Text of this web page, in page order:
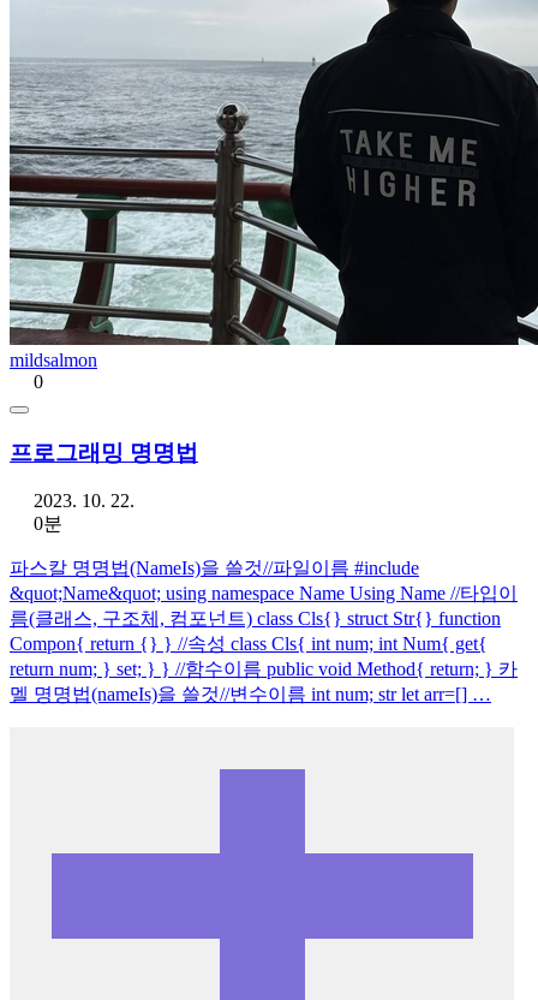
mildsalmon
0
프로그래밍 명명법
2023. 10. 22.
0분
파스칼 명명법(NameIs)을 쓸것//파일이름 #include
&quot;Name&quot; using namespace Name Using Name //타입이
름(클래스, 구조체, 컴포넌트) class Cls{} struct Str{} function
Compon{ return {} } //속성 class Cls{ int num; int Num{ get{
return num; } set; } } //함수이름 public void Method{ return; } 카
멜 명명법(nameIs)을 쓸것//변수이름 int num; str let arr=[] …